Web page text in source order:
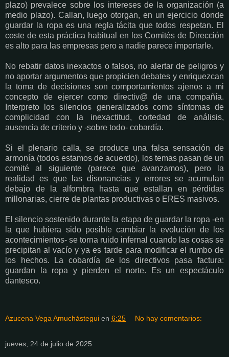
plazo) prevalece sobre los intereses de la organización (a
medio plazo). Callan, luego otorgan, en un ejercicio donde
guardar la ropa es una regla tácita que todos respetan. El
coste de esta práctica habitual en los Comités de Dirección
es alto para las empresas pero a nadie parece importarle.
No rebatir datos inexactos o falsos, no alertar de peligros y
no aportar argumentos que propicien debates y enriquezcan
la toma de decisiones son comportamientos ajenos a mi
concepto de ejercer como directiv@ de una compañía.
Interpreto los silencios generalizados como síntomas de
complicidad con la inexactitud, cortedad de análisis,
ausencia de criterio y -sobre todo- cobardía.
Si el plenario calla, se produce una falsa sensación de
armonía (todos estamos de acuerdo), los temas pasan de un
comité al siguiente (parece que avanzamos), pero la
realidad es que las disonancias y errores se acumulan
debajo de la alfombra hasta que estallan en pérdidas
millonarias, cierre de plantas productivas o ERES masivos.
El silencio sostenido durante la etapa de guardar la ropa -en
la que hubiera sido posible cambiar la evolución de los
acontecimientos- se torna ruido infernal cuando las cosas se
precipitan al vacío y ya es tarde para modificar el rumbo de
los hechos. La cobardía de los directivos pasa factura:
guardan la ropa y pierden el norte. Es un espectáculo
dantesco.
Azucena Vega Amuchástegui en 6:25 No hay comentarios:
jueves, 24 de julio de 2025